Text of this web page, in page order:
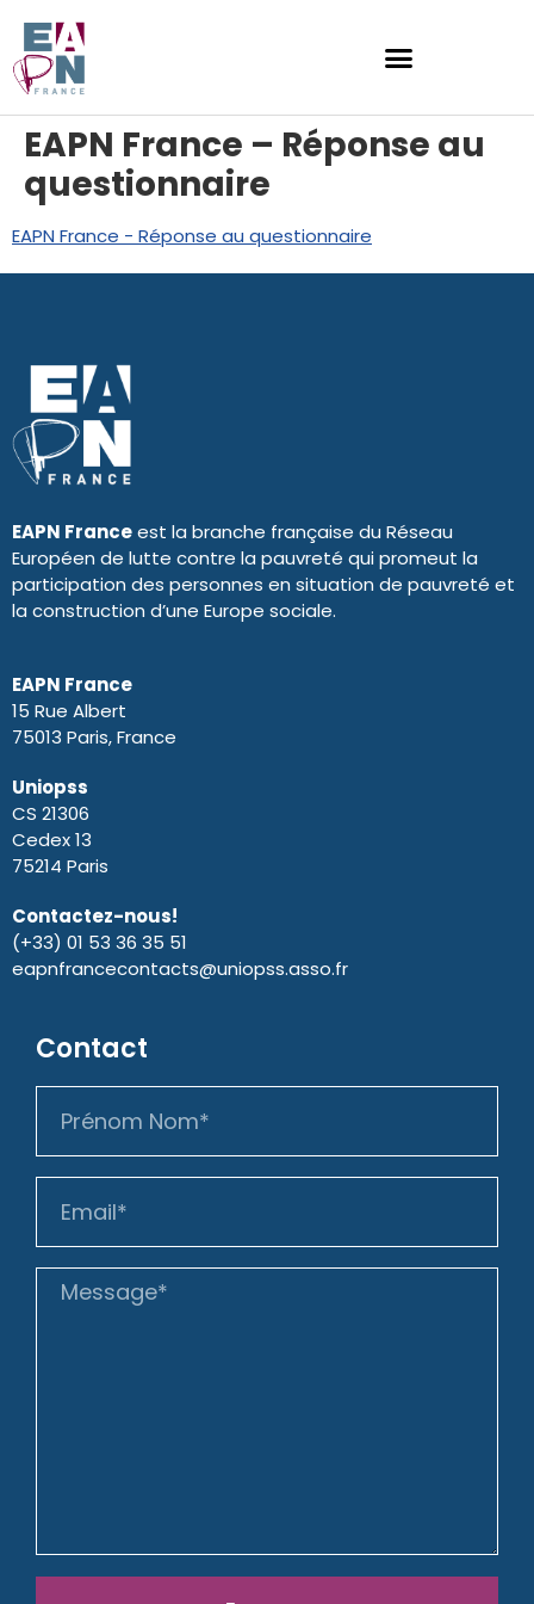
EAPN France – Réponse au
questionnaire
EAPN France - Réponse au questionnaire
EAPN Franceest la branche française du Réseau
Européen de lutte contre la pauvreté qui promeut la
participation des personnes en situation de pauvreté et
la construction d’une Europe sociale.
EAPN France
15 Rue Albert
75013 Paris, France
Uniopss
CS 21306
Cedex 13
75214 Paris
Contactez-nous!
(+33) 01 53 36 35 51
eapnfrancecontacts@uniopss.asso.fr
Contact